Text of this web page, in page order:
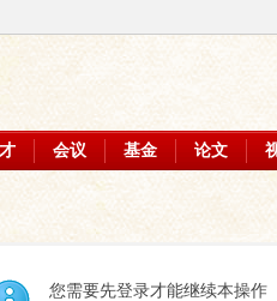
会议 基金 论文
您需要先登录才能继续本操作